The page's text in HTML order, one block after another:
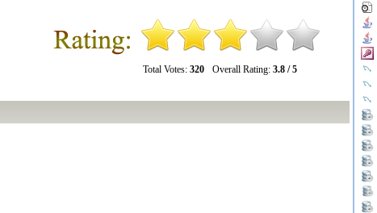
Total Votes: 320 Overall Rating: 3.8 / 5